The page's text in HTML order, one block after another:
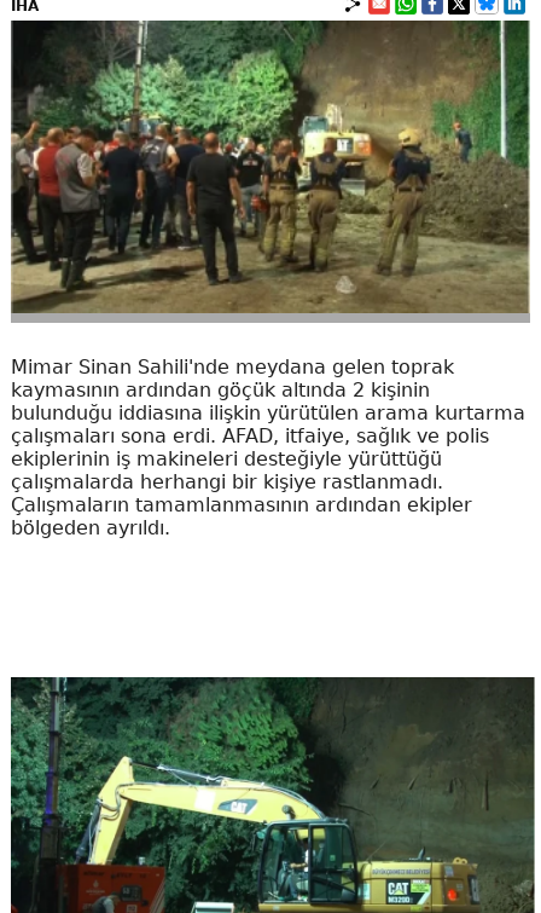
İHA
Mimar Sinan Sahili'nde meydana gelen toprak
kaymasının ardından göçük altında 2 kişinin
bulunduğu iddiasına ilişkin yürütülen arama kurtarma
çalışmaları sona erdi. AFAD, itfaiye, sağlık ve polis
ekiplerinin iş makineleri desteğiyle yürüttüğü
çalışmalarda herhangi bir kişiye rastlanmadı.
Çalışmaların tamamlanmasının ardından ekipler
bölgeden ayrıldı.